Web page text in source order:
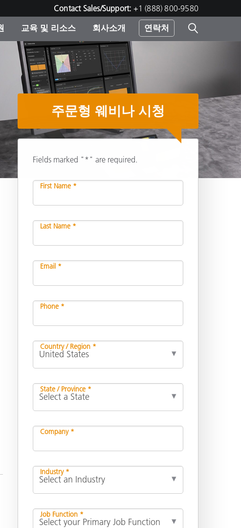
Contact Sales/Support: +1 (888) 800-9580
?
프린터
교육 및 리소스 회사소개 연락처
주문형 웨비나 시청
Fields marked "*" are required.
First Name *
Last Name *
Email *
Phone *
Country / Region *
State / Province *
Company *
Industry *
Job Function *